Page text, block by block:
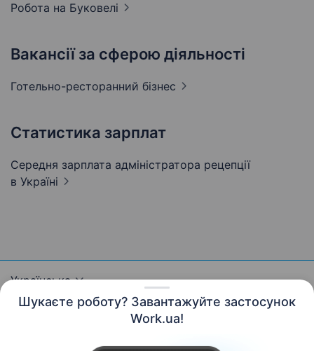
Шукаєте роботу? Завантажуйте застосунок
Work.ua!
Робота на Буковелі
Вакансії за сферою діяльності
Готельно-ресторанний бізнес
Статистика зарплат
Середня зарплата адміністратора рецепції
в Україні
Українська